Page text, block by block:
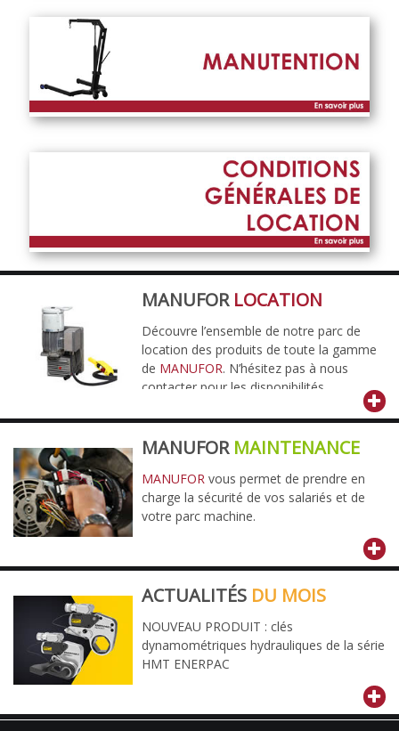
MANUFOR LOCATION
Découvre l’ensemble de notre parc de
location des produits de toute la gamme
de MANUFOR. N’hésitez pas à nous
contacter pour les disponibilités.
MANUFOR MAINTENANCE
MANUFORvous permet de prendre en
charge la sécurité de vos salariés et de
votre parc machine.
ACTUALITÉS DU MOIS
NOUVEAU PRODUIT : clés
dynamométriques hydrauliques de la série
HMT ENERPAC